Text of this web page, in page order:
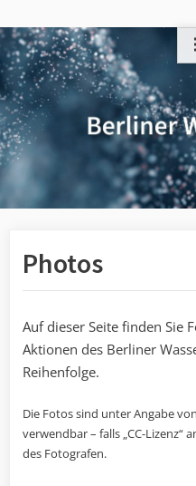
to
content
Photos
Auf dieser Seite finden Sie
Aktionen des Berliner
Reihenfolge.
Die Fotos sind unter Angabe
verwendbar – falls „CC-Lizenz“
des Fotografen.